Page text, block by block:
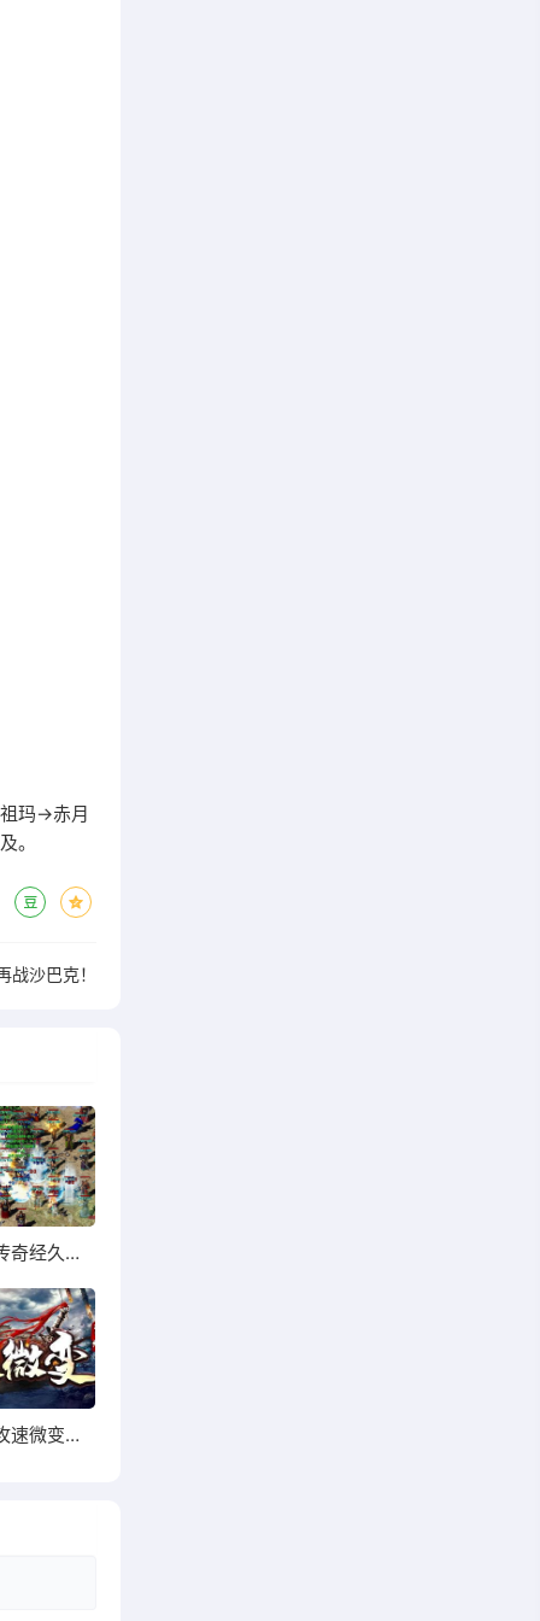
玛→赤月
。
沙巴克！
为何1.85传奇经久不衰？玩家走心感悟
1.85紫焰攻速微变传奇手游